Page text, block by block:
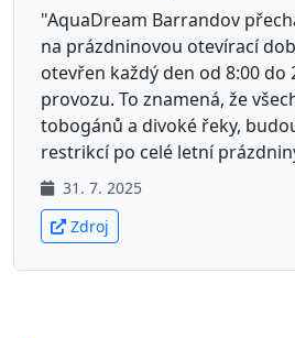
"AquaDream Barrandov
na prázdninovou otevírací
otevřen každý den od 8:00 do
provozu. To znamená, že
tobogánů a divoké řeky,
restrikcí po celé letní
31. 7. 2025
Zdroj